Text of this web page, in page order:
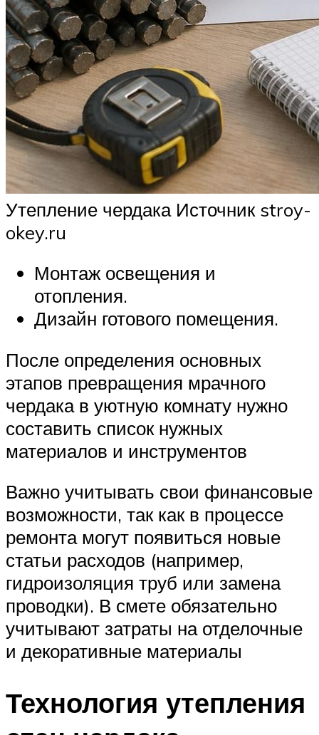
Утепление чердака Источник stroy-
okey.ru
Монтаж освещения и
отопления.
Дизайн готового помещения.
После определения основных
этапов превращения мрачного
чердака в уютную комнату нужно
составить список нужных
материалов и инструментов
Важно учитывать свои финансовые
возможности, так как в процессе
ремонта могут появиться новые
статьи расходов (например,
гидроизоляция труб или замена
проводки). В смете обязательно
учитывают затраты на отделочные
и декоративные материалы
Технология утепления